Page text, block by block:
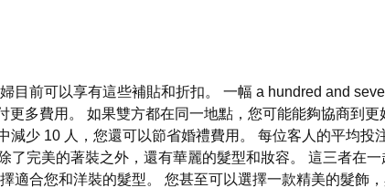
目前可以享有這些補貼和折扣。 一幅 a hundred and
更多費用。 如果雙方都在同一地點，您可能能夠協商到
少 10 人，您還可以節省婚禮費用。 每位客人的平均投
了完美的著裝之外，還有華麗的髮型和妝容。 這三者在
適合您和洋裝的髮型。 您甚至可以選擇一款精美的髮飾